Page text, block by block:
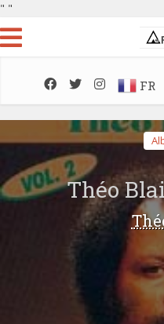
" "
FR
Théo